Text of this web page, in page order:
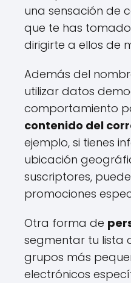
una sensación de
que te has
dirigirte a ellos de
Además del
utilizar datos
comportamiento
contenido del
ejemplo, si tienes
ubicación
suscriptores,
promociones
Otra forma de
segmentar tu lista
grupos más
electrónicos